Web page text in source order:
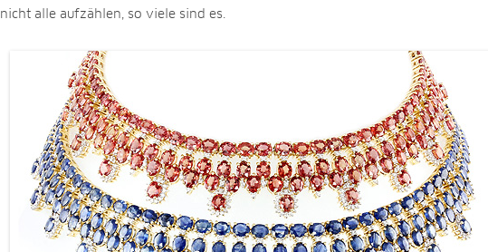
nicht alle aufzählen, so viele sind es.